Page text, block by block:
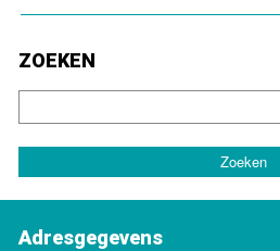
ZOEKEN
Adresgegevens